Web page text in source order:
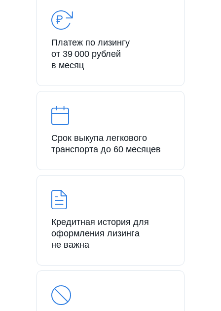
Платеж по лизингу
от 39 000 рублей
в месяц
Срок выкупа легкового
транспорта до 60 месяцев
Кредитная история для
оформления лизинга
не важна